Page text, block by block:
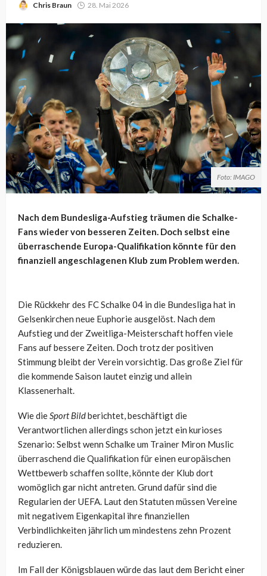
Chris Braun 28. Mai 2026
Foto: IMAGO
Nach dem Bundesliga-Aufstieg träumen die Schalke-
Fans wieder von besseren Zeiten. Doch selbst eine
überraschende Europa-Qualifikation könnte für den
finanziell angeschlagenen Klub zum Problem werden.
Die Rückkehr des FC Schalke 04 in die Bundesliga hat in
Gelsenkirchen neue Euphorie ausgelöst. Nach dem
Aufstieg und der Zweitliga-Meisterschaft hoffen viele
Fans auf bessere Zeiten. Doch trotz der positiven
Stimmung bleibt der Verein vorsichtig. Das große Ziel für
die kommende Saison lautet einzig und allein
Klassenerhalt.
Wie dieSport Bildberichtet, beschäftigt die
Verantwortlichen allerdings schon jetzt ein kurioses
Szenario: Selbst wenn Schalke um Trainer Miron Muslic
überraschend die Qualifikation für einen europäischen
Wettbewerb schaffen sollte, könnte der Klub dort
womöglich gar nicht antreten. Grund dafür sind die
Regularien der UEFA. Laut den Statuten müssen Vereine
mit negativem Eigenkapital ihre finanziellen
Verbindlichkeiten jährlich um mindestens zehn Prozent
reduzieren.
Im Fall der Königsblauen würde das laut dem Bericht einer